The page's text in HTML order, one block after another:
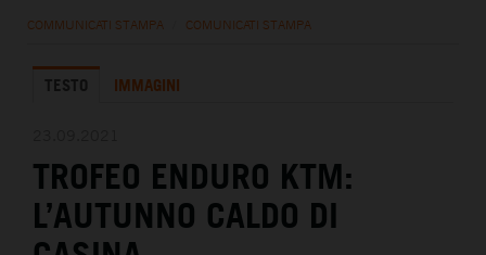
L'AZIENDA
COMMUNICATI STAMPA COMUNICATI STAMPA
TESTO IMMAGINI
TROFEO ENDURO KTM:
L’AUTUNNO CALDO DI